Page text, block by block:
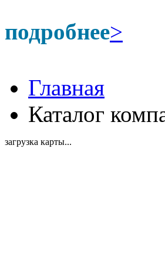
подробнее>
Главная
Каталог
загрузка карты...